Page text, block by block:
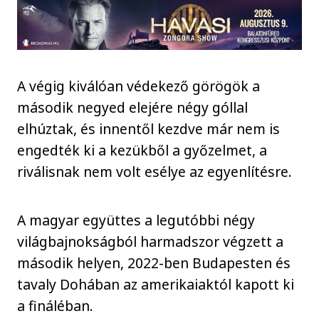
A végig kiválóan védekező görögök a
második negyed elejére négy góllal
elhúztak, és innentől kezdve már nem is
engedték ki a kezükből a győzelmet, a
riválisnak nem volt esélye az egyenlítésre.
A magyar együttes a legutóbbi négy
világbajnokságból harmadszor végzett a
második helyen, 2022-ben Budapesten és
tavaly Dohában az amerikaiaktól kapott ki
a fináléban.